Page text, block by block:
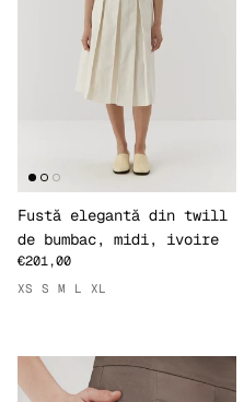
Fustă elegantă din twill
de bumbac, midi, ivoire
€201,00
XS S M L XL